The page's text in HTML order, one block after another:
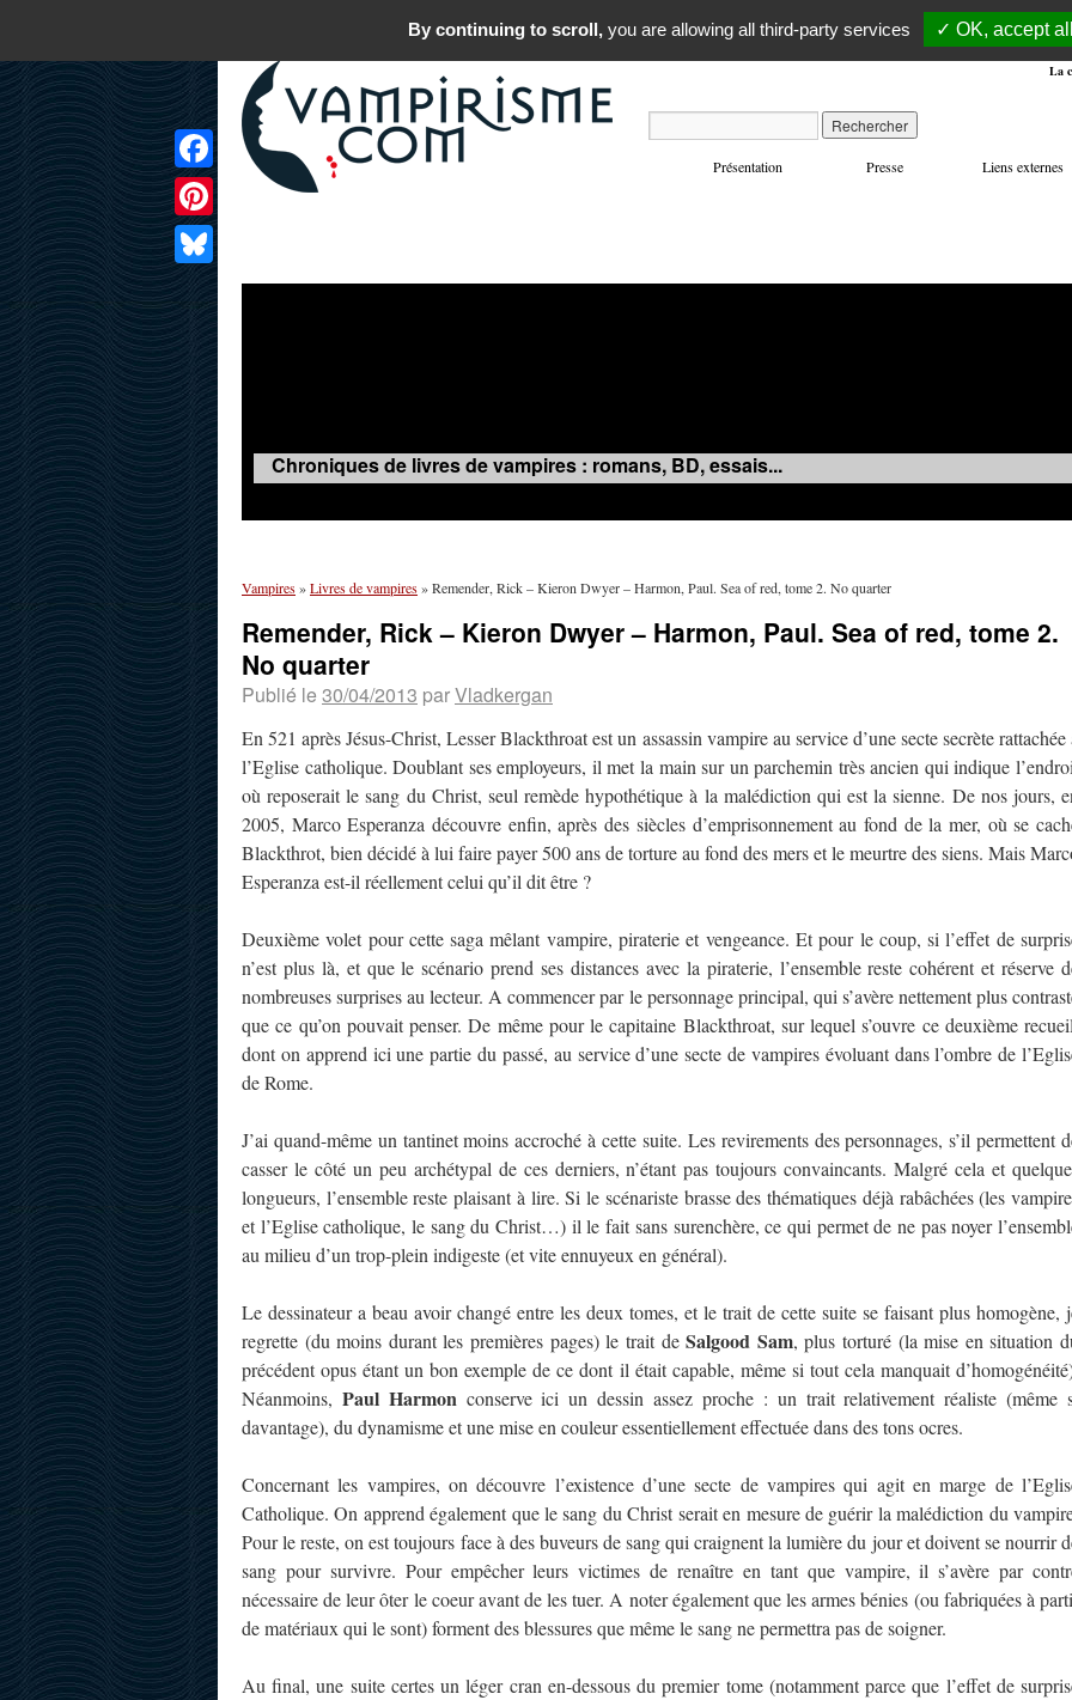
La
Présentation Presse Liens externes
Chroniques de livres de vampires : romans, BD, essais...
Vampires»Livres de vampires»Remender, Rick – Kieron Dwyer – Harmon, Paul. Sea of red, tome 2. No quarter
Remender, Rick – Kieron Dwyer – Harmon, Paul. Sea of red, tome 2.
No quarter
Publié le 30/04/2013 parVladkergan
En 521 après Jésus-Christ, Lesser Blackthroat est un assassin vampire au service d’une secte secrète rattachée
l’Eglise catholique. Doublant ses employeurs, il met la main sur un parchemin très ancien qui indique
où reposerait le sang du Christ, seul remède hypothétique à la malédiction qui est la sienne. De nos jours,
2005, Marco Esperanza découvre enfin, après des siècles d’emprisonnement au fond de la mer, où se
Blackthrot, bien décidé à lui faire payer 500 ans de torture au fond des mers et le meurtre des siens. Mais
Esperanza est-il réellement celui qu’il dit être ?
Deuxième volet pour cette saga mêlant vampire, piraterie et vengeance. Et pour le coup, si l’effet de
n’est plus là, et que le scénario prend ses distances avec la piraterie, l’ensemble reste cohérent et réserve
nombreuses surprises au lecteur. A commencer par le personnage principal, qui s’avère nettement plus
que ce qu’on pouvait penser. De même pour le capitaine Blackthroat, sur lequel s’ouvre ce deuxième
dont on apprend ici une partie du passé, au service d’une secte de vampires évoluant dans l’ombre de
de Rome.
J’ai quand-même un tantinet moins accroché à cette suite. Les revirements des personnages, s’il permettent
casser le côté un peu archétypal de ces derniers, n’étant pas toujours convaincants. Malgré cela et
longueurs, l’ensemble reste plaisant à lire. Si le scénariste brasse des thématiques déjà rabâchées (les
et l’Eglise catholique, le sang du Christ…) il le fait sans surenchère, ce qui permet de ne pas noyer
au milieu d’un trop-plein indigeste (et vite ennuyeux en général).
Le dessinateur a beau avoir changé entre les deux tomes, et le trait de cette suite se faisant plus homogène,
regrette (du moins durant les premières pages) le trait deSalgood Sam, plus torturé (la mise en situation
précédent opus étant un bon exemple de ce dont il était capable, même si tout cela manquait
Néanmoins, Paul Harmon conserve ici un dessin assez proche : un trait relativement réaliste (même
davantage), du dynamisme et une mise en couleur essentiellement effectuée dans des tons ocres.
Concernant les vampires, on découvre l’existence d’une secte de vampires qui agit en marge de
Catholique. On apprend également que le sang du Christ serait en mesure de guérir la malédiction du
Pour le reste, on est toujours face à des buveurs de sang qui craignent la lumière du jour et doivent se nourrir
sang pour survivre. Pour empêcher leurs victimes de renaître en tant que vampire, il s’avère par
nécessaire de leur ôter le coeur avant de les tuer. A noter également que les armes bénies (ou fabriquées à
de matériaux qui le sont) forment des blessures que même le sang ne permettra pas de soigner.
Au final, une suite certes un léger cran en-dessous du premier tome (notamment parce que l’effet de
Facebook
Pinterest
Bluesky
By continuing to scroll,you are allowing all third-party services ✓ OK, accept